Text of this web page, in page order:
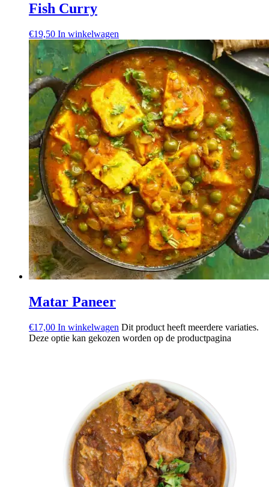
Fish Curry
€19,50 In winkelwagen
Matar Paneer
€17,00 In winkelwagen Dit product heeft meerdere variaties.
Deze optie kan gekozen worden op de productpagina